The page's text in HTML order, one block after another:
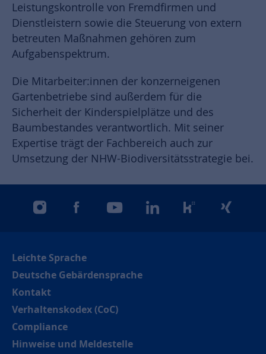
Leistungskontrolle von Fremdfirmen und
Dienstleistern sowie die Steuerung von extern
betreuten Maßnahmen gehören zum
Aufgabenspektrum.
Die Mitarbeiter:innen der konzerneigenen
Gartenbetriebe sind außerdem für die
Sicherheit der Kinderspielplätze und des
Baumbestandes verantwortlich. Mit seiner
Expertise trägt der Fachbereich auch zur
Umsetzung der NHW-Biodiversitätsstrategie bei.
instagramfacebookyoutubelinkedinkununuxing
Leichte Sprache
Deutsche Gebärdensprache
Kontakt
Verhaltenskodex (CoC)
Compliance
Hinweise und Meldestelle